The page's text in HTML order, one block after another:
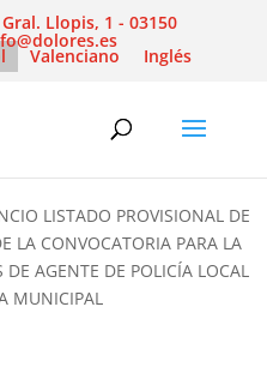
Llopis, 1 - 03150
Valenciano Inglés
LISTADO PROVISIONAL DE
LA CONVOCATORIA PARA LA
DE AGENTE DE POLICÍA LOCAL
MUNICIPAL